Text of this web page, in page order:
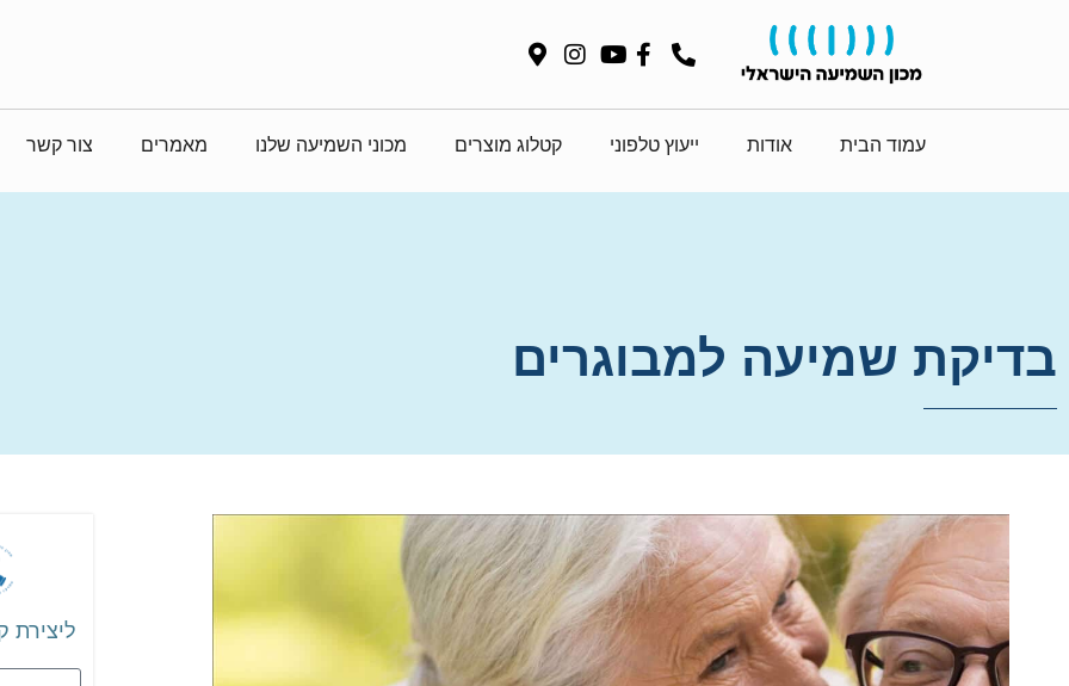
עמוד הבית אודות ייעוץ טלפוני קטלוג מוצרים מכוני השמיעה שלנו מאמרים צור קשר
בדיקת שמיעה למבוגרים
ליצירת